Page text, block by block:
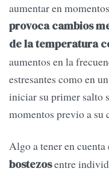
aumentar en
provoca cambios
de la temperatura
aumentos en la
estresantes como en
iniciar su primer salto
momentos previo a su
Algo a tener en cuenta
bostezosentre